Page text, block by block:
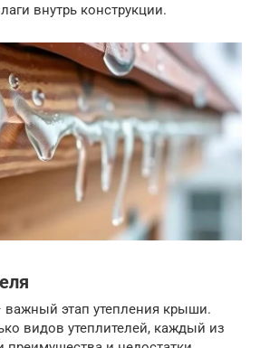
внутрь конструкции.
важный этап утепления крыши.
видов утеплителей, каждый из